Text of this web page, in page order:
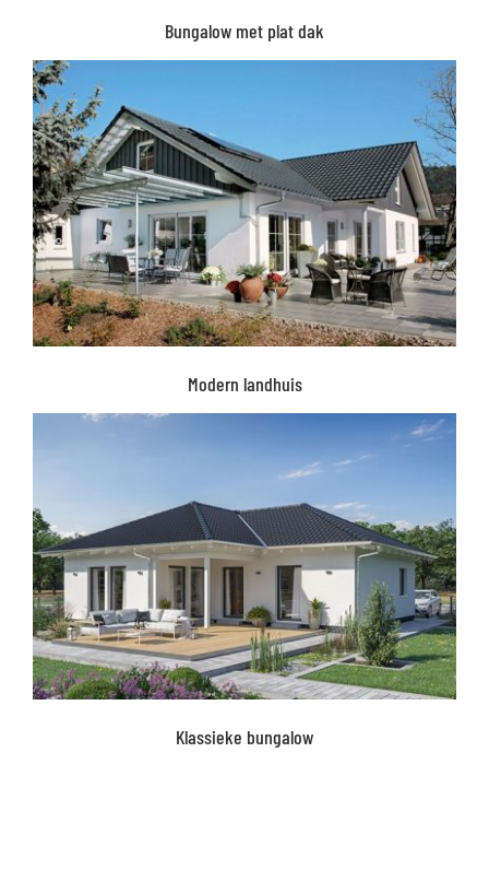
Bungalow met plat dak
Modern landhuis
Klassieke bungalow